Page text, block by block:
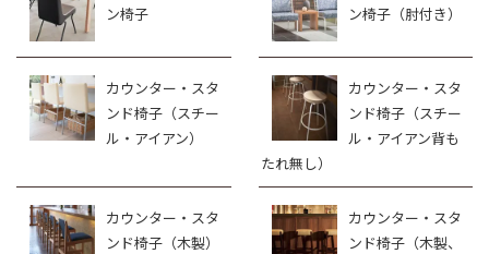
ン椅子
ン椅子（肘付き）
カウンター・スタ
ンド椅子（スチー
ル・アイアン）
カウンター・スタ
ンド椅子（スチー
ル・アイアン背も
たれ無し）
カウンター・スタ
ンド椅子（木製）
カウンター・スタ
ンド椅子（木製、